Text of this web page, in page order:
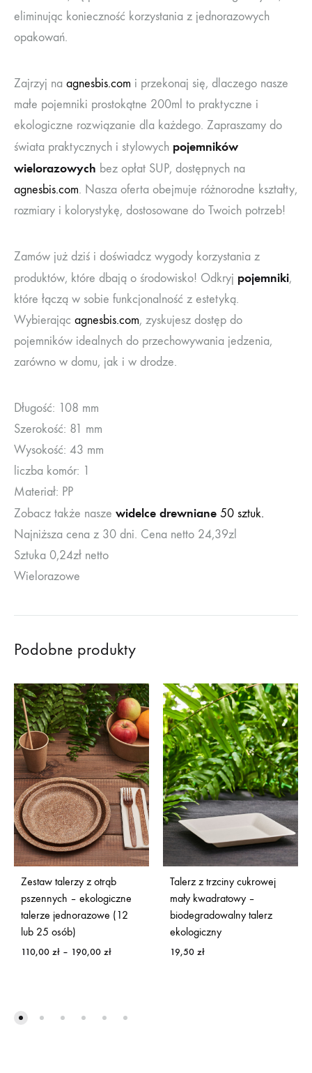
eliminując konieczność korzystania z jednorazowych
opakowań.
Zajrzyj na agnesbis.com i przekonaj się, dlaczego nasze
małe pojemniki prostokątne 200ml to praktyczne i
ekologiczne rozwiązanie dla każdego. Zapraszamy do
świata praktycznych i stylowych pojemników
wielorazowych bez opłat SUP, dostępnych na
agnesbis.com. Nasza oferta obejmuje różnorodne kształty,
rozmiary i kolorystykę, dostosowane do Twoich potrzeb!
Zamów już dziś i doświadcz wygody korzystania z
produktów, które dbają o środowisko! Odkryj pojemniki,
które łączą w sobie funkcjonalność z estetyką.
Wybierając agnesbis.com, zyskujesz dostęp do
pojemników idealnych do przechowywania jedzenia,
zarówno w domu, jak i w drodze.
Długość: 108 mm
Szerokość: 81 mm
Wysokość: 43 mm
liczba komór: 1
Materiał: PP
Zobacz także nasze widelce drewniane 50 sztuk.
Najniższa cena z 30 dni. Cena netto 24,39zl
Sztuka 0,24zł netto
Wielorazowe
Podobne produkty
Zestaw talerzy z otrąb
pszennych – ekologiczne
talerze jednorazowe (12
lub 25 osób)
110,00 zł – 190,00 złZakres
Talerz z trzciny cukrowej
mały kwadratowy –
biodegradowalny talerz
ekologiczny
19,50 zł